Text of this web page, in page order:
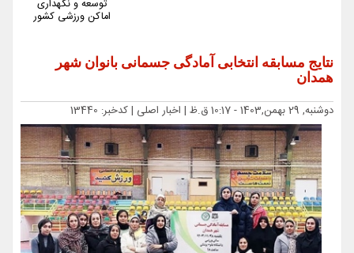
توسعه و نگهداری
اماکن ورزشی کشور
نتایج مسابقه انتخابی آمادگی جسمانی بانوان شهر
همدان
دوشنبه, 29 بهمن,1403 - 10:17 ق.ظ | اخبار اصلی | کدخبر: 13440